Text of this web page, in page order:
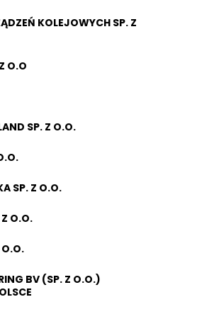
KOLEJOWYCH SP. Z
O.O
SP. Z O.O.
SP. Z O.O.
O.O.
O.O.
BV (SP. Z O.O.)